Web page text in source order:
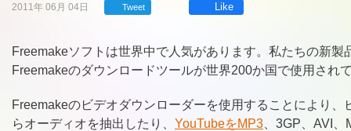
2011年 06月 04日 Tweet Like
Freemakeソフトは世界中で人気があります。私たちの新製
Freemakeのダウンロードツールが世界200か国で使用され
Freemakeのビデオダウンローダーを使用することにより
らオーディオを抽出したり、 YouTubeをMP3 、3GP、AVI